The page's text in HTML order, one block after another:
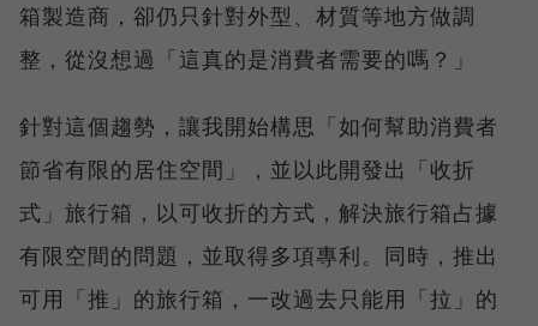
箱製造商，卻仍只針對外型、材質等地方做調
整，從沒想過「這真的是消費者需要的嗎？」
針對這個趨勢，讓我開始構思「如何幫助消費者
節省有限的居住空間」，並以此開發出「收折
式」旅行箱，以可收折的方式，解決旅行箱占據
有限空間的問題，並取得多項專利。同時，推出
可用「推」的旅行箱，一改過去只能用「拉」的